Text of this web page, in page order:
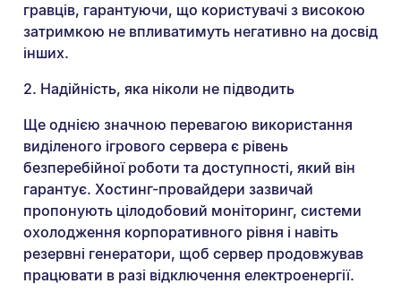
гравців, гарантуючи, що користувачі з високою
затримкою не впливатимуть негативно на досвід
інших.
2. Надійність, яка ніколи не підводить
Ще однією значною перевагою використання
виділеного ігрового сервера є рівень
безперебійної роботи та доступності, який він
гарантує. Хостинг-провайдери зазвичай
пропонують цілодобовий моніторинг, системи
охолодження корпоративного рівня і навіть
резервні генератори, щоб сервер продовжував
працювати в разі відключення електроенергії.